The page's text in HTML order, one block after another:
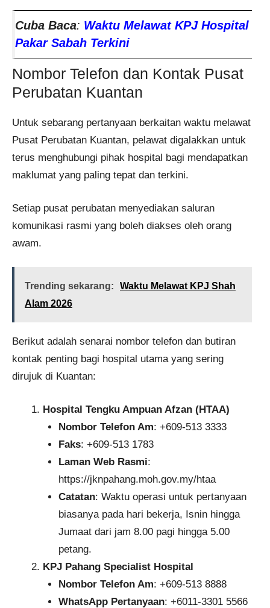
Cuba Baca: Waktu Melawat KPJ Hospital
Pakar Sabah Terkini
Nombor Telefon dan Kontak Pusat
Perubatan Kuantan
Untuk sebarang pertanyaan berkaitan waktu melawat
Pusat Perubatan Kuantan, pelawat digalakkan untuk
terus menghubungi pihak hospital bagi mendapatkan
maklumat yang paling tepat dan terkini.
Setiap pusat perubatan menyediakan saluran
komunikasi rasmi yang boleh diakses oleh orang
awam.
Trending sekarang:
Waktu Melawat KPJ Shah
Alam 2026
Berikut adalah senarai nombor telefon dan butiran
kontak penting bagi hospital utama yang sering
dirujuk di Kuantan:
Hospital Tengku Ampuan Afzan (HTAA)
Nombor Telefon Am: +609-513 3333
Faks: +609-513 1783
Laman Web Rasmi:
https://jknpahang.moh.gov.my/htaa
Catatan: Waktu operasi untuk pertanyaan
biasanya pada hari bekerja, Isnin hingga
Jumaat dari jam 8.00 pagi hingga 5.00
petang.
KPJ Pahang Specialist Hospital
Nombor Telefon Am: +609-513 8888
WhatsApp Pertanyaan: +6011-3301 5566